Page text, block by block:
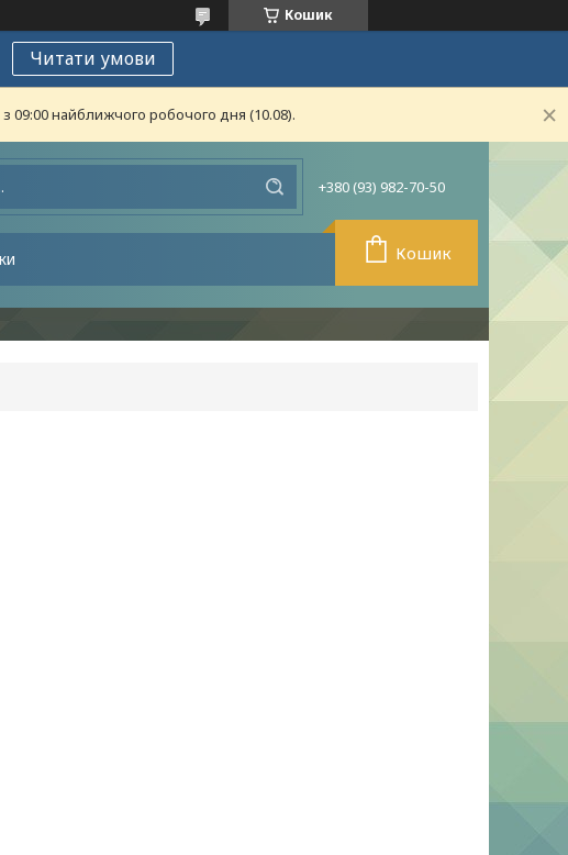
Кошик
Читати умови
09:00 найближчого робочого дня (10.08).
+380 (93) 982-70-50
Кошик